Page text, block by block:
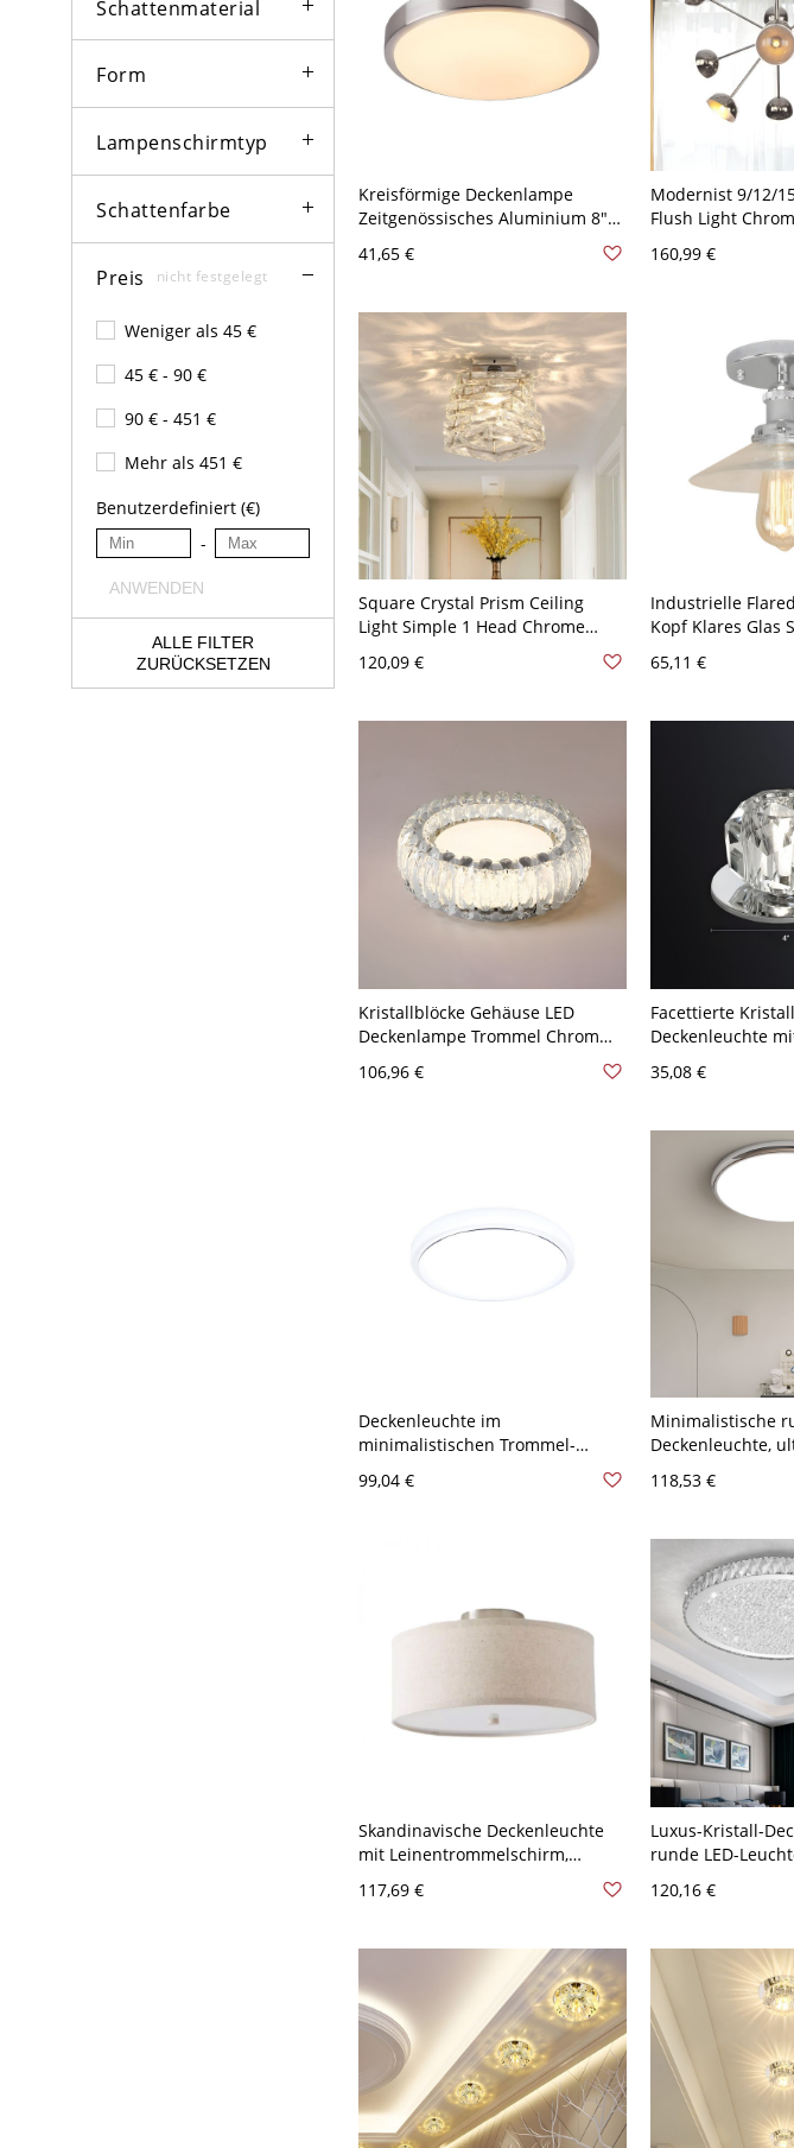
Schattenmaterial
Form
Lampenschirmtyp
Schattenfarbe
Preis nicht festgelegt
Weniger als 45 €
45 € - 90 €
90 € - 451 €
Mehr als 451 €
Benutzerdefiniert (€)
-
ANWENDEN
ALLE FILTER
ZURÜCKSETZEN
Kreisförmige Deckenlampe
Zeitgenössisches Aluminium 8"
W LED Silber Deckenmontage in
Weißem Licht
41,65 €
Modernist 9/12/
Flush Light
with White/Clear/
160,99 €
Square Crystal Prism Ceiling
Light Simple 1 Head Chrome
Corridor - Chrom 110V-120V
120,09 €
Industrielle
Kopf Klares Glas
Mount
65,11 €
Kristallblöcke Gehäuse LED
Deckenlampe Trommel Chrom
Deckenleuchte - Chrom 110V-
106,96 €
Facettierte
Deckenleuchte
Beleuchtung für
120V Silber 6,35 cm
35,08 €
Deckenleuchte im
minimalistischen Trommel-
Wohnzimmer, 7,5" Durchmesser,
99,04 €
Minimalistische
Deckenleuchte,
Schlafzimmer
118,53 €
Skandinavische Deckenleuchte
mit Leinentrommelschirm,
blendfreiem Diffusor und flacher
Bauweise für niedrige Decken -
117,69 €
Luxus-Kristall-
runde LED-
Diamond-Effekt -
cm Weißlicht
120,16 €